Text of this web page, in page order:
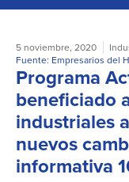
5 noviembre, 2020
Fuente: Empresarios del
Programa
beneficiado
industriales
nuevos
informativa